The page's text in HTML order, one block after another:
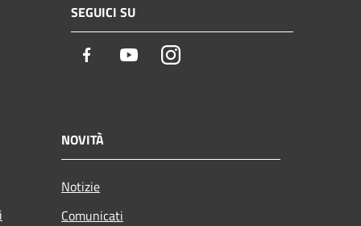
SEGUICI SU
Facebook YoutubeInstagram
NOVITÀ
Notizie
Comunicati